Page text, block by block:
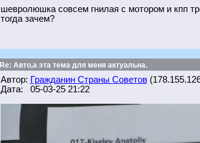
шевролюшка совсем гнилая с мотором и кпп
тогда зачем?
Re: Авто,а эта тема для меня актуальна.
Автор: Гражданин Страны Советов
Дата: 05-03-25 21:22